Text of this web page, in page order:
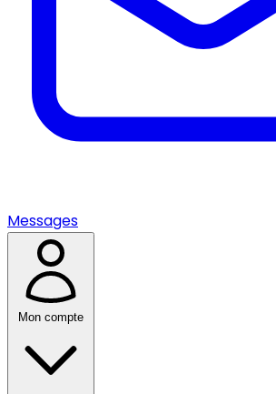
Messages
Mon compte